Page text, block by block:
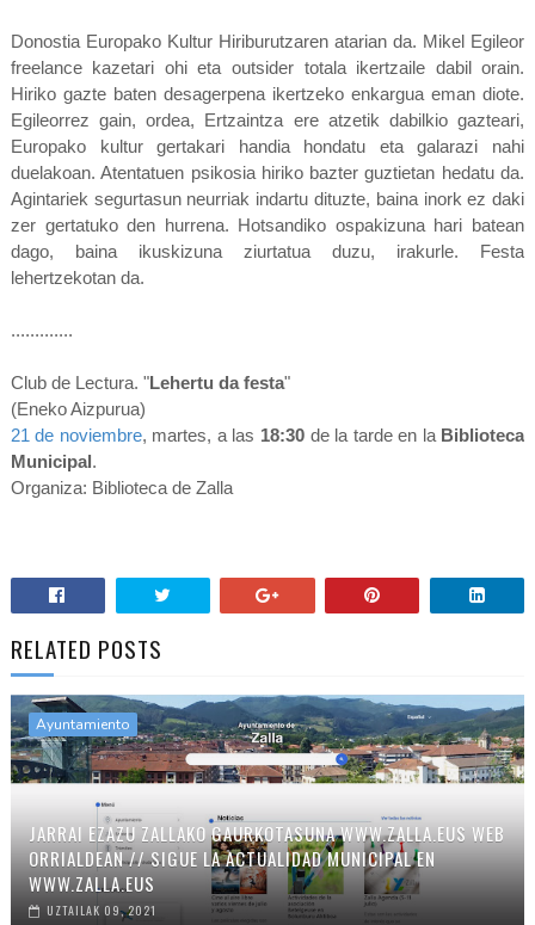
Donostia Europako Kultur Hiriburutzaren atarian da. Mikel Egileor
freelance kazetari ohi eta outsider totala ikertzaile dabil orain.
Hiriko gazte baten desagerpena ikertzeko enkargua eman diote.
Egileorrez gain, ordea, Ertzaintza ere atzetik dabilkio gazteari,
Europako kultur gertakari handia hondatu eta galarazi nahi
duelakoan. Atentatuen psikosia hiriko bazter guztietan hedatu da.
Agintariek segurtasun neurriak indartu dituzte, baina inork ez daki
zer gertatuko den hurrena. Hotsandiko ospakizuna hari batean
dago, baina ikuskizuna ziurtatua duzu, irakurle. Festa
lehertzekotan da.
.............
Club de Lectura. "Lehertu da festa"
(Eneko Aizpurua)
21 de noviembre, martes, a las 18:30 de la tarde en la Biblioteca
Municipal.
Organiza: Biblioteca de Zalla
RELATED POSTS
Ayuntamiento
JARRAI EZAZU ZALLAKO GAURKOTASUNA WWW.ZALLA.EUS WEB
ORRIALDEAN // SIGUE LA ACTUALIDAD MUNICIPAL EN
WWW.ZALLA.EUS
UZTAILAK 09, 2021